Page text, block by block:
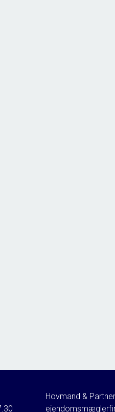
Hovmand &